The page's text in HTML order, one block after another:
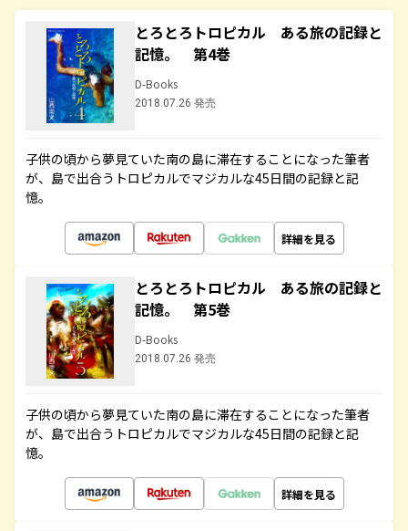
とろとろトロピカル ある旅の記録と
記憶。 第4巻
D-Books
2018.07.26 発売
子供の頃から夢見ていた南の島に滞在することになった筆者
が、島で出合うトロピカルでマジカルな45日間の記録と記
憶。
詳細を見る
とろとろトロピカル ある旅の記録と
記憶。 第5巻
D-Books
2018.07.26 発売
子供の頃から夢見ていた南の島に滞在することになった筆者
が、島で出合うトロピカルでマジカルな45日間の記録と記
憶。
詳細を見る